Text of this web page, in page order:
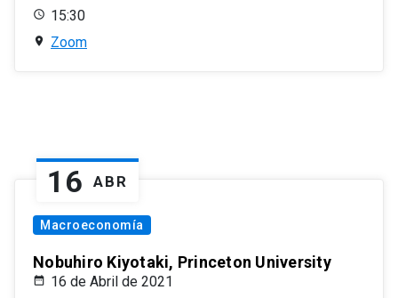
15:30
Zoom
16 ABR
Macroeconomía
Nobuhiro Kiyotaki, Princeton University
16 de Abril de 2021